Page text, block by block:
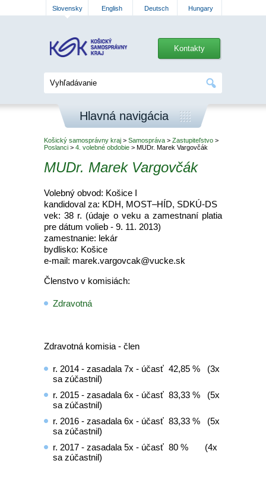
Slovensky English Deutsch Hungary
Kontakty
Hlavná navigácia
Košický samosprávny kraj > Samospráva > Zastupiteľstvo >
Poslanci > 4. volebné obdobie > MUDr. Marek Vargovčák
MUDr. Marek Vargovčák
Volebný obvod: Košice I
kandidoval za: KDH, MOST–HÍD, SDKÚ-DS
vek: 38 r. (údaje o veku a zamestnaní platia
pre dátum volieb - 9. 11. 2013)
zamestnanie: lekár
bydlisko: Košice
e-mail: marek.vargovcak@vucke.sk
Členstvo v komisiách:
Zdravotná
Zdravotná komisia - člen
r. 2014 - zasadala 7x - účasť 42,85 % (3x
sa zúčastnil)
r. 2015 - zasadala 6x - účasť 83,33 % (5x
sa zúčastnil)
r. 2016 - zasadala 6x - účasť 83,33 % (5x
sa zúčastnil)
r. 2017 - zasadala 5x - účasť 80 % (4x
sa zúčastnil)